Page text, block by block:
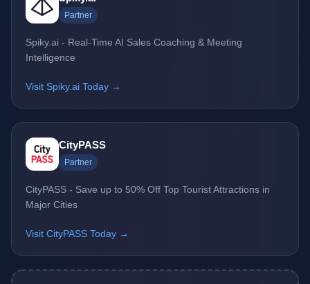
Partner
Spiky.ai - Real-Time AI Sales Coaching & Meeting
Intelligence
Visit Spiky.ai Today →
CityPASS
Partner
CityPASS - Save up to 50% Off Top Tourist Attractions in
Major Cities
Visit CityPASS Today →